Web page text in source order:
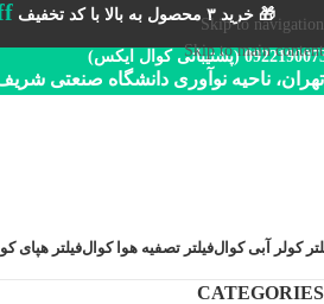
Skip to navigation
Skip to main content
🎁 خرید ۳ محصول به بالا با کد تخفیف
(پشتیبانی کوال ایکس)
تهران، ناحیه نوآوری دانشگاه صنعتی
کولر آبی کوالفیلتر تصفیه هوا کوالفیلتر هپای
CATEGORIES